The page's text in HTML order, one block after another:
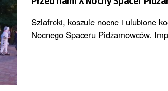
Szlafroki, koszule nocne i ulubione
Nocnego Spaceru Pidżamowców.